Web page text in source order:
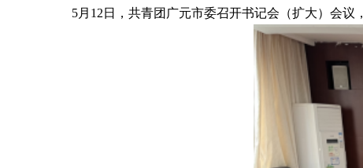
5月12日，共青团广元市委召开书记会（扩大）会